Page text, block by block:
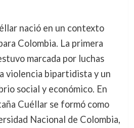
nació en un contexto
Colombia. La primera
marcada por luchas
violencia bipartidista y un
social y económico. En
Cuéllar se formó como
Nacional de Colombia,